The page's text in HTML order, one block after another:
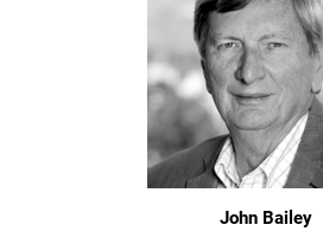
John Bailey